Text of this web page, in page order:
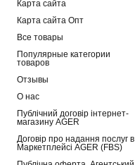
Карта сайта
Карта сайта Опт
Все товары
Популярные категории
товаров
Отзывы
О нас
Публічний договір інтернет-
магазину AGER
Договір про надання послуг в
Маркетплейсі AGER (FBS)